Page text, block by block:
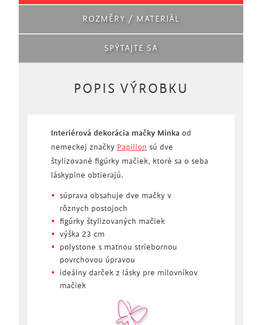
ROZMĚRY / MATERIÁL
SPÝTAJTE SA
POPIS VÝROBKU
Interiérová dekorácia mačky Minka od
nemeckej značky Papillon sú dve
štylizované figúrky mačiek, ktoré sa o seba
láskyplne obtierajú.
súprava obsahuje dve mačky v
rôznych postojoch
figúrky štylizovaných mačiek
výška 23 cm
polystone s matnou striebornou
povrchovou úpravou
ideálny darček z lásky pre milovníkov
mačiek